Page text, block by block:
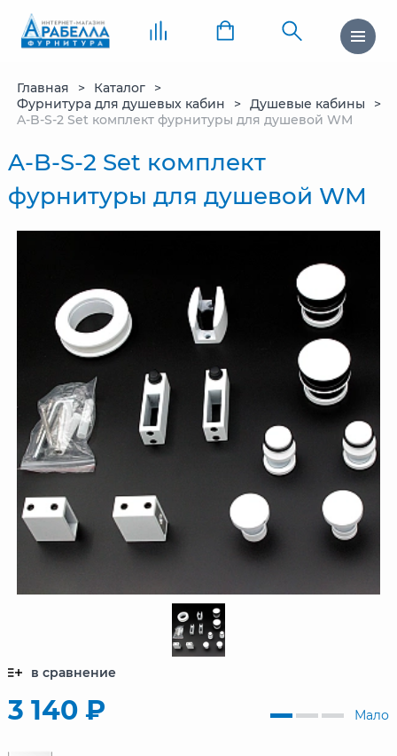
Главная
Каталог
Фурнитура для душевых кабин
Душевые кабины
A-B-S-2 Set комплект фурнитуры для душевой WM
A-B-S-2 Set комплект
фурнитуры для душевой WM
в сравнение
3 140 ₽ Мало